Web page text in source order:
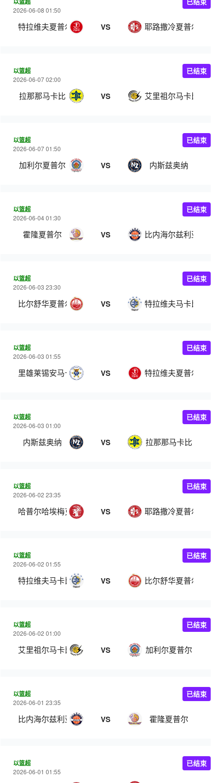
2026-06-08 01:50
特拉维夫夏普尔 VS 耶路撒冷夏普尔
以篮超
2026-06-07 02:00
拉那那马卡比 VS 艾里祖尔马卡比
已结束
以篮超
2026-06-07 01:50
加利尔夏普尔 VS 内斯兹奥纳
已结束
以篮超
2026-06-04 01:30
霍隆夏普尔 VS 比内海尔兹利亚
已结束
以篮超
2026-06-03 23:30
比尔舒华夏普尔 VS 特拉维夫马卡比
已结束
以篮超
2026-06-03 01:55
里雄莱锡安马卡比 VS 特拉维夫夏普尔
已结束
以篮超
2026-06-03 01:00
内斯兹奥纳 VS 拉那那马卡比
已结束
以篮超
2026-06-02 23:35
哈普尔哈埃梅克 VS 耶路撒冷夏普尔
已结束
以篮超
2026-06-02 01:55
特拉维夫马卡比 VS 比尔舒华夏普尔
已结束
以篮超
2026-06-02 01:00
艾里祖尔马卡比 VS 加利尔夏普尔
已结束
以篮超
2026-06-01 23:35
比内海尔兹利亚 VS 霍隆夏普尔
已结束
以篮超
2026-06-01 01:55
已结束